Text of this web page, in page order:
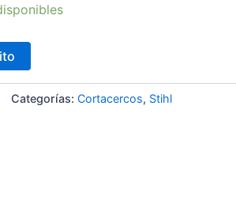
Categorías: Cortacercos, Stihl